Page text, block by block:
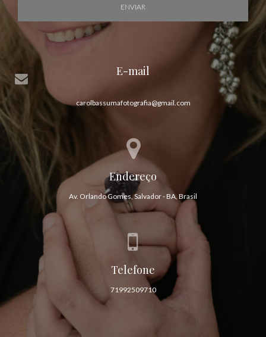
ENVIAR
E-mail
carolbassumafotografia@gmail.com
Endereço
Av. Orlando Gomes, Salvador - BA, Brasil
Telefone
71992509710